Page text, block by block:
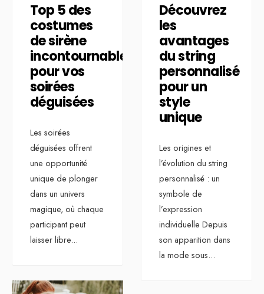
Top 5 des
costumes
de sirène
incontournables
pour vos
soirées
déguisées
Les soirées
déguisées offrent
une opportunité
unique de plonger
dans un univers
magique, où chaque
participant peut
laisser libre...
Découvrez
les
avantages
du string
personnalisé
pour un
style
unique
Les origines et
l’évolution du string
personnalisé : un
symbole de
l’expression
individuelle Depuis
son apparition dans
la mode sous...